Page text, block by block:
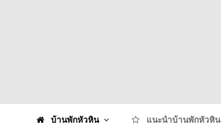
บ้านพักหัวหิน แนะนำบ้านพักหัวหิน